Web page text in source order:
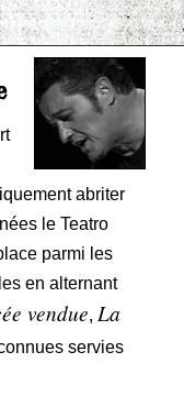
abriter
le Teatro
parmi les
en alternant
vendue, La
servies